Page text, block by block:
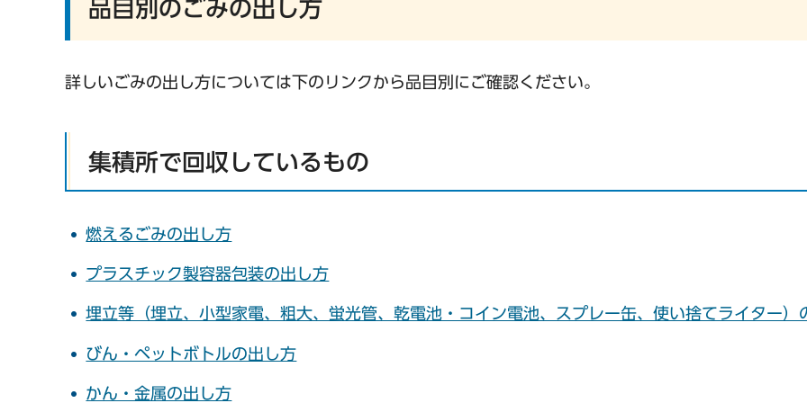
品目別のごみの出し方
詳しいごみの出し方については下のリンクから品目別にご確認ください。
集積所で回収しているもの
燃えるごみの出し方
プラスチック製容器包装の出し方
埋立等（埋立、小型家電、粗大、蛍光管、乾電池・コイン電池、スプレー缶、使い捨てライター）
びん・ペットボトルの出し方
かん・金属の出し方